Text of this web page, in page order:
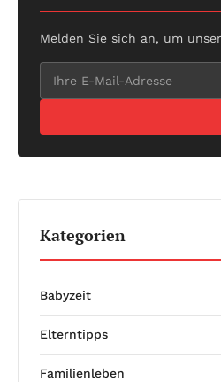
Melden Sie sich an, um
Kategorien
Babyzeit
Elterntipps
Familienleben